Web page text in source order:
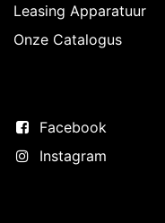
Leasing Apparatuur
Onze Catalogus
Facebook
Instagram